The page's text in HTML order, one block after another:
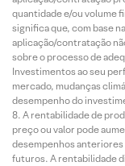
quantidade e/ou volume
significa que, com base
aplicação/contratação
sobre o processo de
Investimentos ao seu
mercado, mudanças
desempenho do
A rentabilidade de
preço ou valor pode
desempenhos
futuros. A rentabilidade